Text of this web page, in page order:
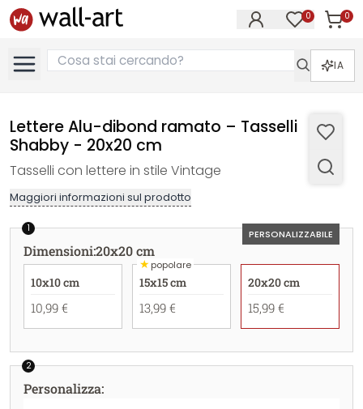
0 0
IA
Lettere Alu-dibond ramato – Tasselli
Shabby - 20x20 cm
Tasselli con lettere in stile Vintage
Maggiori informazioni sul prodotto
PERSONALIZZABILE
1
Dimensioni:20x20 cm
10x10 cm
10,99 €
★popolare
15x15 cm
13,99 €
20x20 cm
15,99 €
2
Personalizza: